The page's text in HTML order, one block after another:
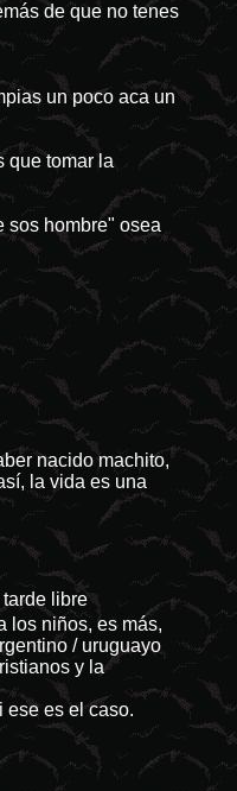
de que no tenes
un poco aca un
que tomar la
sos hombre" osea
nacido machito,
la vida es una
libre
los niños, es más,
/ uruguayo
y la
ese es el caso.